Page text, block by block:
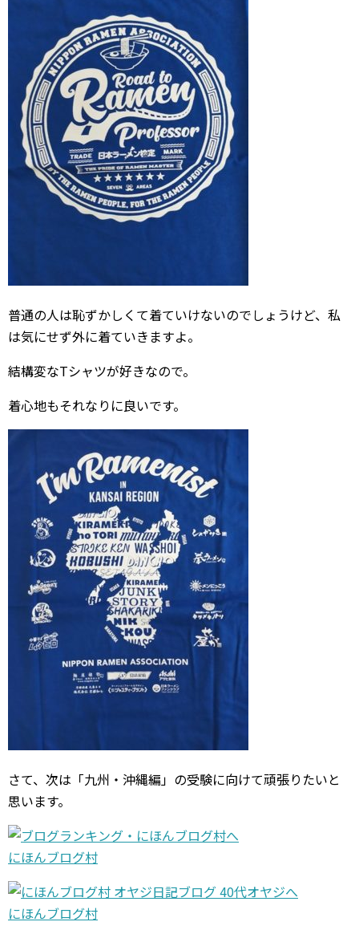
普通の人は恥ずかしくて着ていけないのでしょうけど、私
は気にせず外に着ていきますよ。
結構変なTシャツが好きなので。
着心地もそれなりに良いです。
さて、次は「九州・沖縄編」の受験に向けて頑張りたいと
思います。
にほんブログ村
にほんブログ村